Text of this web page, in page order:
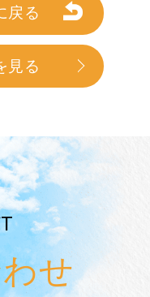
戻る
見る
せ